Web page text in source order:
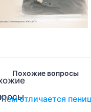
Похожие вопросы
Чем отличается